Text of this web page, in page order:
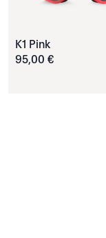
K1 Pink
95,00 €